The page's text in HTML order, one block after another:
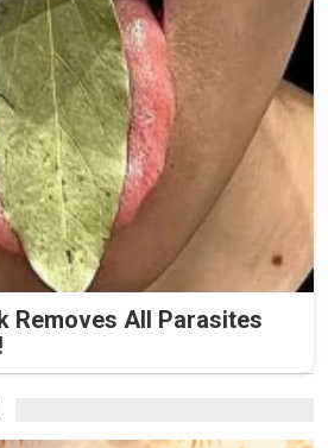
Removes All Parasites